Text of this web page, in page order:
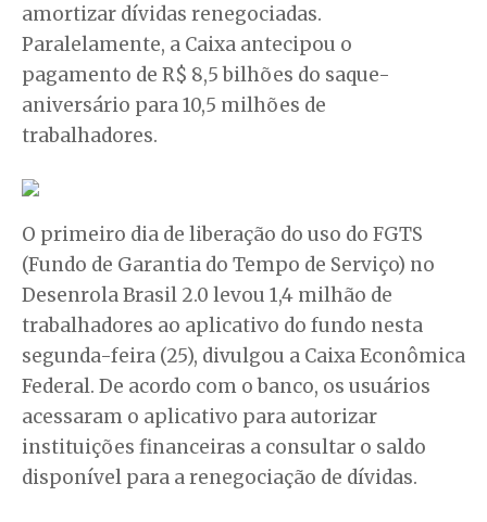
amortizar dívidas renegociadas.
Paralelamente, a Caixa antecipou o
pagamento de R$ 8,5 bilhões do saque-
aniversário para 10,5 milhões de
trabalhadores.
O primeiro dia de liberação do uso do FGTS
(Fundo de Garantia do Tempo de Serviço) no
Desenrola Brasil 2.0 levou 1,4 milhão de
trabalhadores ao aplicativo do fundo nesta
segunda-feira (25), divulgou a Caixa Econômica
Federal. De acordo com o banco, os usuários
acessaram o aplicativo para autorizar
instituições financeiras a consultar o saldo
disponível para a renegociação de dívidas.